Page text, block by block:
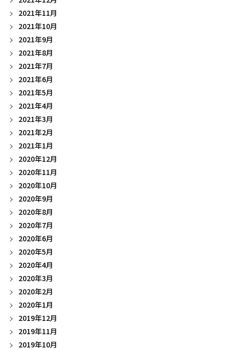
2021年11月
2021年10月
2021年9月
2021年8月
2021年7月
2021年6月
2021年5月
2021年4月
2021年3月
2021年2月
2021年1月
2020年12月
2020年11月
2020年10月
2020年9月
2020年8月
2020年7月
2020年6月
2020年5月
2020年4月
2020年3月
2020年2月
2020年1月
2019年12月
2019年11月
2019年10月